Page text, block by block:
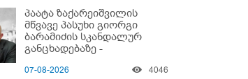
პაატა ზაქარეიშვილის
მწვავე პასუხი გიორგი
ბარამიძის სკანდალურ
განცხადებაზე -
ვიცი... კამანში მოკლული
07-08-2026 4046